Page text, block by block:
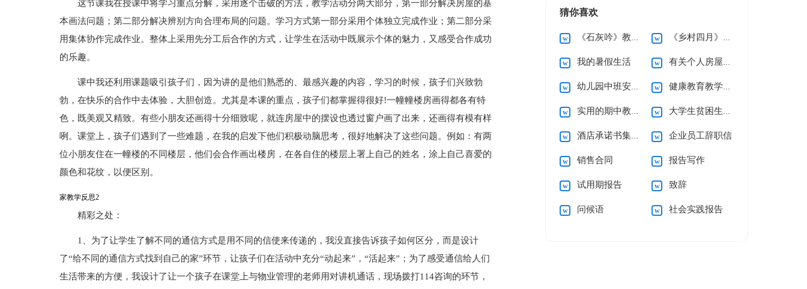
这节课我在授课中将学习重点分解，采用逐个击破的方法，教学活动分两大部分，第一部分解决房屋的基
本画法问题；第二部分解决辨别方向合理布局的问题。学习方式第一部分采用个体独立完成作业；第二部分采
用集体协作完成作业。整体上采用先分工后合作的方式，让学生在活动中既展示个体的魅力，又感受合作成功
的乐趣。
课中我还利用课题吸引孩子们，因为讲的是他们熟悉的、最感兴趣的内容，学习的时候，孩子们兴致勃
勃，在快乐的合作中去体验，大胆创造。尤其是本课的重点，孩子们都掌握得很好!一幢幢楼房画得都各有特
色，既美观又精致。有些小朋友还画得十分细致呢，就连房屋中的摆设也透过窗户画了出来，还画得有模有样
咧。课堂上，孩子们遇到了一些难题，在我的启发下他们积极动脑思考，很好地解决了这些问题。例如：有两
位小朋友住在一幢楼的不同楼层，他们会合作画出楼房，在各自住的楼层上署上自己的姓名，涂上自己喜爱的
颜色和花纹，以便区别。
家教学反思2
精彩之处：
1、为了让学生了解不同的通信方式是用不同的信使来传递的，我没直接告诉孩子如何区分，而是设计
了“给不同的通信方式找到自己的家”环节，让孩子们在活动中充分“动起来”，“活起来”；为了感受通信给人们
生活带来的方便，我设计了让一个孩子在课堂上与物业管理的老师用对讲机通话，现场拨打114咨询的环节，
猜你喜欢
《石灰吟》教案5篇 《乡村四月》说课稿
我的暑假生活 有关个人房屋租赁合同范文10篇
幼儿园中班安全工作计划 健康教育教学计划
实用的期中教学总结3篇 大学生贫困生助学金申请书
酒店承诺书集锦六篇 企业员工辞职信
销售合同 报告写作
试用期报告 致辞
问候语 社会实践报告